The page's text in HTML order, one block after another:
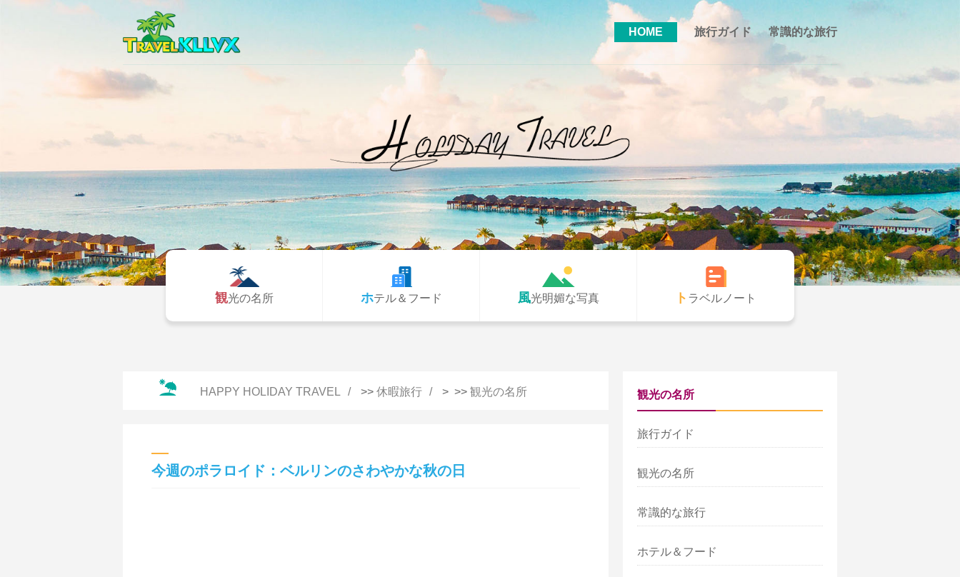
HOME 旅行ガイド 常識的な旅行
観光の名所 ホテル＆フード 風光明媚な写真 トラベルノート
HAPPY HOLIDAY TRAVEL >> 休暇旅行 > >> 観光の名所
今週のポラロイド：ベルリンのさわやかな秋の日
観光の名所
旅行ガイド
観光の名所
常識的な旅行
ホテル＆フード